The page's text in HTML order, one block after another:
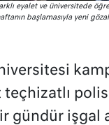
eyalet ve üniversitede
başlamasıyla yeni
teçhizatlı
gündür işgal